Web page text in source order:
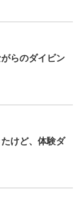
らのダイビン
けど、体験ダ